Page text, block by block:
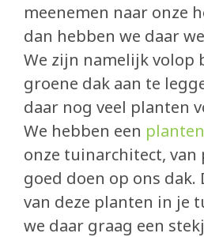
meenemen naar onze
dan hebben we daar
We zijn namelijk volop
groene dak aan te
daar nog veel planten
We hebben een
onze tuinarchitect,
goed doen op ons dak.
van deze planten in je
we daar graag een